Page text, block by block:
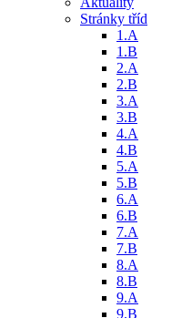
Stránky tříd
1.A
1.B
2.A
2.B
3.A
3.B
4.A
4.B
5.A
5.B
6.A
6.B
7.A
7.B
8.A
8.B
9.A
9.B